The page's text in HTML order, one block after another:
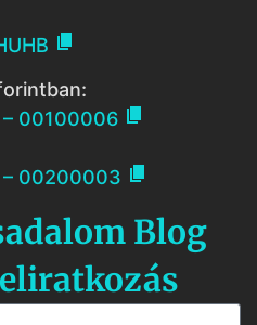

– 00100006 
– 00200003 
Blog